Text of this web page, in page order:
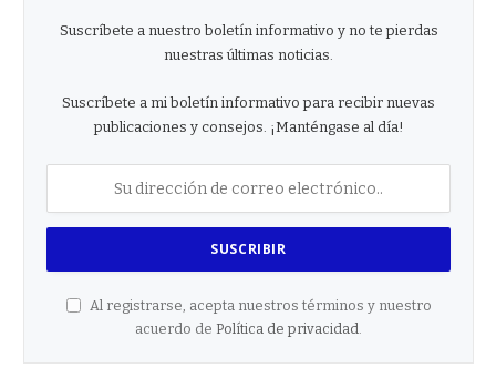
Suscríbete a nuestro boletín informativo y no te pierdas
nuestras últimas noticias.
Suscríbete a mi boletín informativo para recibir nuevas
publicaciones y consejos. ¡Manténgase al día!
Al registrarse, acepta nuestros términos y nuestro
acuerdo de Política de privacidad.